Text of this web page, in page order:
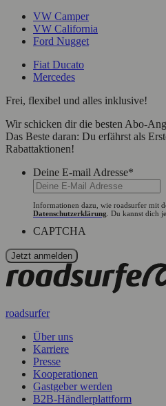
VW Camper
VW California
Ford Nugget
Fiat Ducato
Mercedes
Frei, flexibel und alles inklusive!
Wir schicken dir die besten Abo-
Das Beste daran: Du erfährst als
Rabattaktionen!
Deine E-mail Adresse*
Informationen dazu, wie roadsurfer mit
Datenschutzerklärung . Du kannst dich
CAPTCHA
roadsurfer
Über uns
Karriere
Presse
Kooperationen
Gastgeber werden
B2B-Händlerplattform